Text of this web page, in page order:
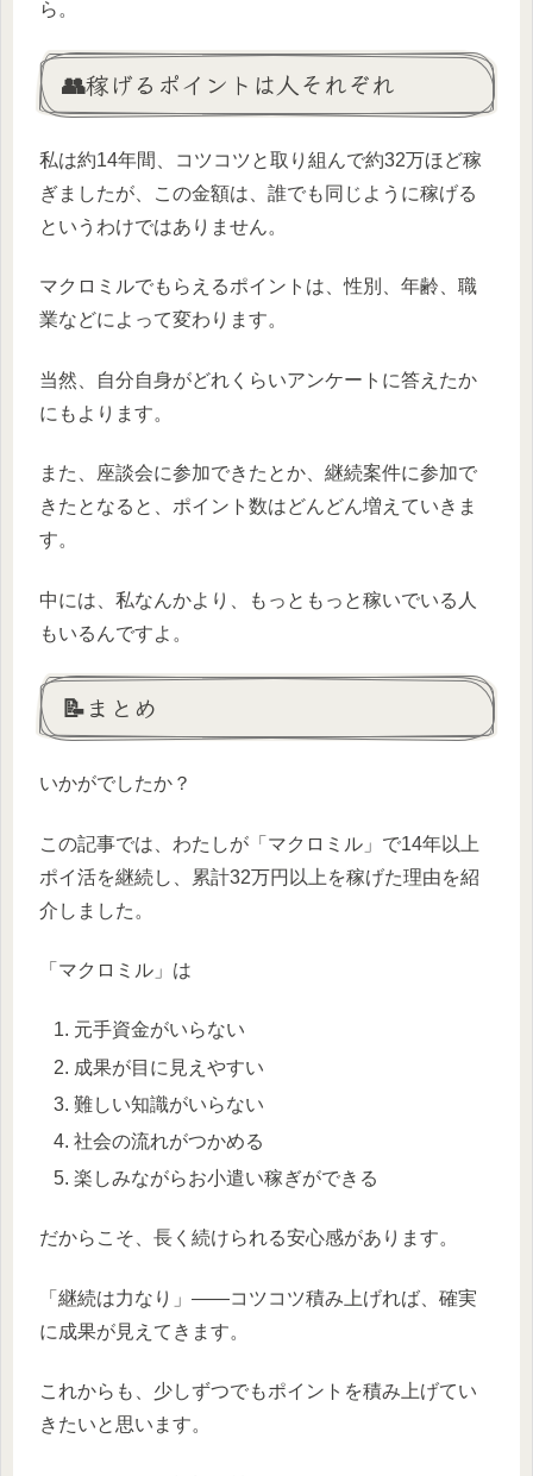
ら。
👥稼げるポイントは人それぞれ
私は約14年間、コツコツと取り組んで約32万ほど稼
ぎましたが、この金額は、誰でも同じように稼げる
というわけではありません。
マクロミルでもらえるポイントは、性別、年齢、職
業などによって変わります。
当然、自分自身がどれくらいアンケートに答えたか
にもよります。
また、座談会に参加できたとか、継続案件に参加で
きたとなると、ポイント数はどんどん増えていきま
す。
中には、私なんかより、もっともっと稼いでいる人
もいるんですよ。
📝まとめ
いかがでしたか？
この記事では、わたしが「マクロミル」で14年以上
ポイ活を継続し、累計32万円以上を稼げた理由を紹
介しました。
「マクロミル」は
元手資金がいらない
成果が目に見えやすい
難しい知識がいらない
社会の流れがつかめる
楽しみながらお小遣い稼ぎができる
だからこそ、長く続けられる安心感があります。
「継続は力なり」――コツコツ積み上げれば、確実
に成果が見えてきます。
これからも、少しずつでもポイントを積み上げてい
きたいと思います。